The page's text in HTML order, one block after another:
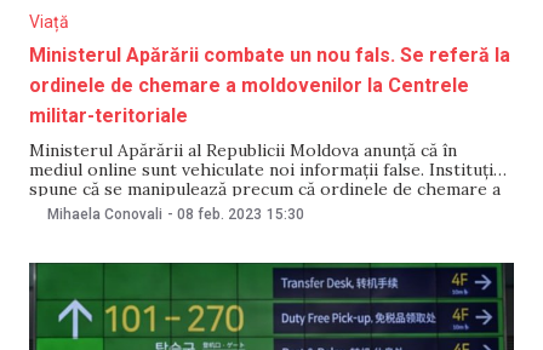
Viață
Ministerul Apărării combate un nou fals. Se referă la
ordinele de chemare a moldovenilor la Centrele
militar-teritoriale
Ministerul Apărării al Republicii Moldova anunță că în
mediul online sunt vehiculate noi informații false. Instituția
spune că se manipulează precum că ordinele de chemare a
cetățenilor la Centrele militar-teritoriale ar avea o legătură
Mihaela Conovali - 08 feb. 2023 15:30